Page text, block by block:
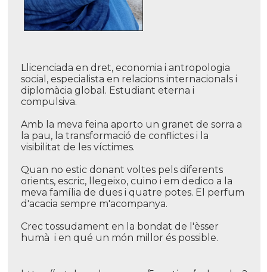
Llicenciada en dret, economia i antropologia
social, especialista en relacions internacionals i
diplomàcia global. Estudiant eterna i
compulsiva.
Amb la meva feina aporto un granet de sorra a
la pau, la transformació de conflictes i la
visibilitat de les ví­ctimes.
Quan no estic donant voltes pels diferents
orients, escric, llegeixo, cuino i em dedico a la
meva famí­lia de dues i quatre potes. El perfum
d'acacia sempre m'acompanya.
Crec tossudament en la bondat de l'èsser
humà i en qué un món millor és possible.